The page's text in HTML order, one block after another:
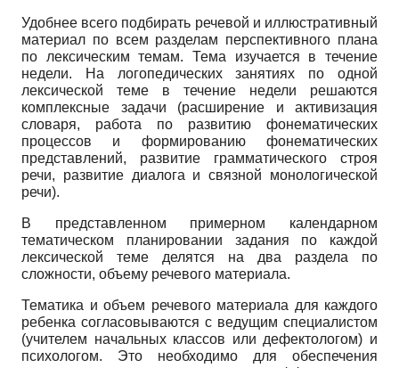
Удобнее всего подбирать речевой и иллюстративный
материал по всем разделам перспективного плана
по лексическим темам. Тема изучается в течение
недели. На логопедических занятиях по одной
лексической теме в течение недели решаются
комплексные задачи (расширение и активизация
словаря, работа по развитию фонематических
процессов и формированию фонематических
представлений, развитие грамматического строя
речи, развитие диалога и связной монологической
речи).
В представленном примерном календарном
тематическом планировании задания по каждой
лексической теме делятся на два раздела по
сложности, объему речевого материала.
Тематика и объем речевого материала для каждого
ребенка согласовываются с ведущим специалистом
(учителем начальных классов или дефектологом) и
психологом. Это необходимо для обеспечения